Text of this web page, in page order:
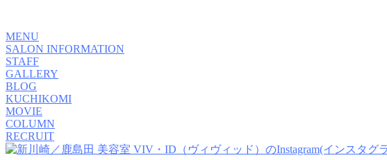
MENU
SALON INFORMATION
STAFF
GALLERY
BLOG
KUCHIKOMI
MOVIE
COLUMN
RECRUIT